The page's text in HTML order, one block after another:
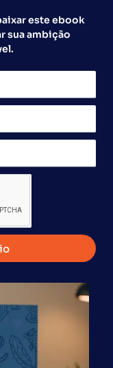
privada de
mais de US$ 10
este ebook
sua ambição